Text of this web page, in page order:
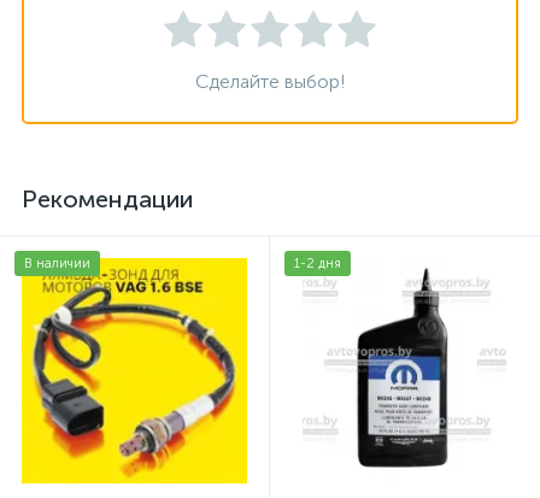
Сделайте выбор!
Рекомендации
В наличии 1-2 дня